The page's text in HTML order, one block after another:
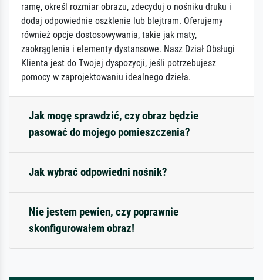
ramę, określ rozmiar obrazu, zdecyduj o nośniku druku i
dodaj odpowiednie oszklenie lub blejtram. Oferujemy
również opcje dostosowywania, takie jak maty,
zaokrąglenia i elementy dystansowe. Nasz Dział Obsługi
Klienta jest do Twojej dyspozycji, jeśli potrzebujesz
pomocy w zaprojektowaniu idealnego dzieła.
Jak mogę sprawdzić, czy obraz będzie
pasować do mojego pomieszczenia?
Jak wybrać odpowiedni nośnik?
Nie jestem pewien, czy poprawnie
skonfigurowałem obraz!